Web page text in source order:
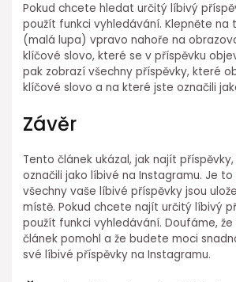
Pokud chcete hledat určitý líbivý
použít funkci vyhledávání. Klepněte na
(malá lupa) vpravo nahoře na
klíčové slovo, které se v příspěvku
pak zobrazí všechny příspěvky, které
klíčové slovo a na které jste označili
Závěr
Tento článek ukázal, jak najít
označili jako líbivé na Instagramu. Je
všechny vaše líbivé příspěvky jsou
místě. Pokud chcete najít určitý líbivý
použít funkci vyhledávání. Doufáme,
článek pomohl a že budete moci
své líbivé příspěvky na Instagramu.